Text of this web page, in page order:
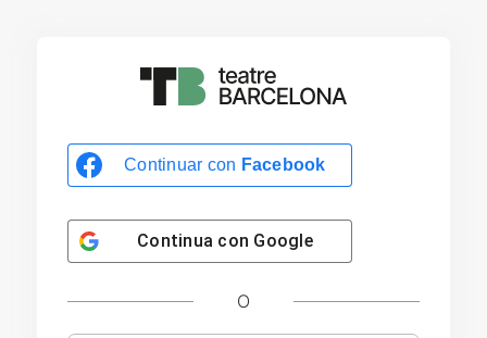
Continuar con Facebook
Continua con Google
O